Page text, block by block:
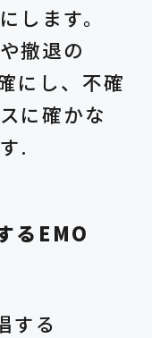
します。
撤退の
にし、不確
に確かな
.
るEMO
する